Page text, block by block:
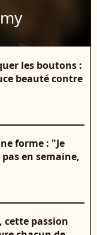
les boutons :
beauté contre
forme : "Je
en semaine,
cette passion